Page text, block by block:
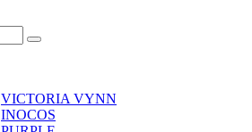
VICTORIA VYNN
INOCOS